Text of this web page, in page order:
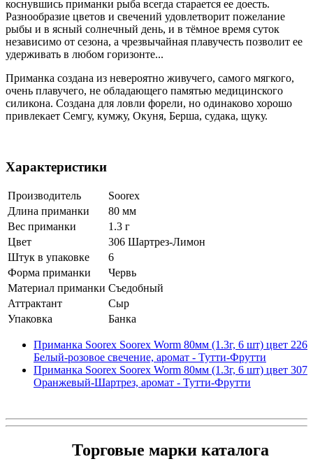
коснувшись приманки рыба всегда старается ее доесть.
Разнообразие цветов и свечений удовлетворит пожелание
рыбы и в ясный солнечный день, и в тёмное время суток
независимо от сезона, а чрезвычайная плавучесть позволит ее
удерживать в любом горизонте...
Приманка создана из невероятно живучего, самого мягкого,
очень плавучего, не обладающего памятью медицинского
силикона. Создана для ловли форели, но одинаково хорошо
привлекает Семгу, кумжу, Окуня, Берша, судака, щуку.
Характеристики
Производитель
Soorex
Длина приманки
80 мм
Вес приманки
1.3 г
Цвет
306 Шартрез-Лимон
Штук в упаковке
6
Форма приманки
Червь
Материал приманки Съедобный
Аттрактант
Сыр
Упаковка
Банка
Приманка Soorex Soorex Worm 80мм (1.3г, 6 шт) цвет 226
Белый-розовое свечение, аромат - Тутти-Фрутти
Приманка Soorex Soorex Worm 80мм (1.3г, 6 шт) цвет 307
Оранжевый-Шартрез, аромат - Тутти-Фрутти
Торговые марки каталога